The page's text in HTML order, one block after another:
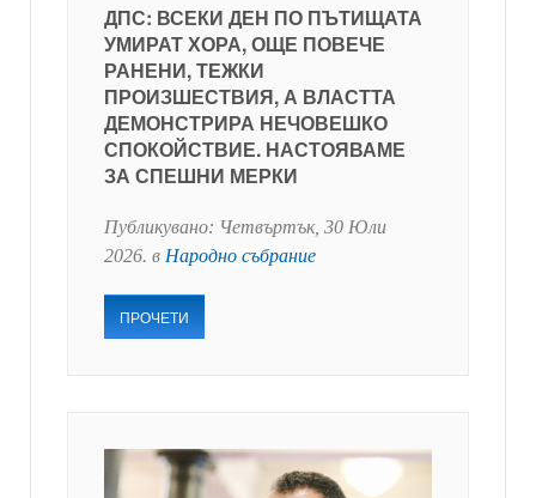
ДПС: ВСЕКИ ДЕН ПО ПЪТИЩАТА
УМИРАТ ХОРА, ОЩЕ ПОВЕЧЕ
РАНЕНИ, ТЕЖКИ
ПРОИЗШЕСТВИЯ, А ВЛАСТТА
ДЕМОНСТРИРА НЕЧОВЕШКО
СПОКОЙСТВИЕ. НАСТОЯВАМЕ
ЗА СПЕШНИ МЕРКИ
Публикувано: Четвъртък, 30 Юли
2026. в Народно събрание
ПРОЧЕТИ